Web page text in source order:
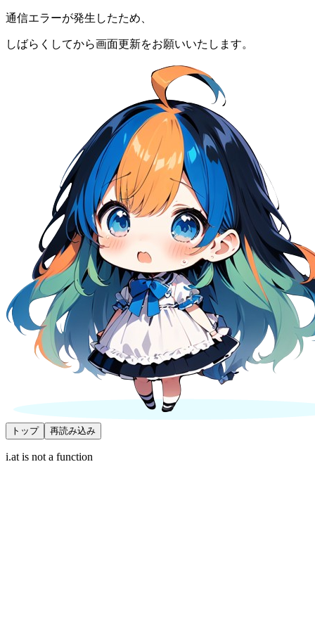
通信エラーが発生したため、
しばらくしてから画面更新をお願いいたします。
トップ 再読み込み
i.at is not a function